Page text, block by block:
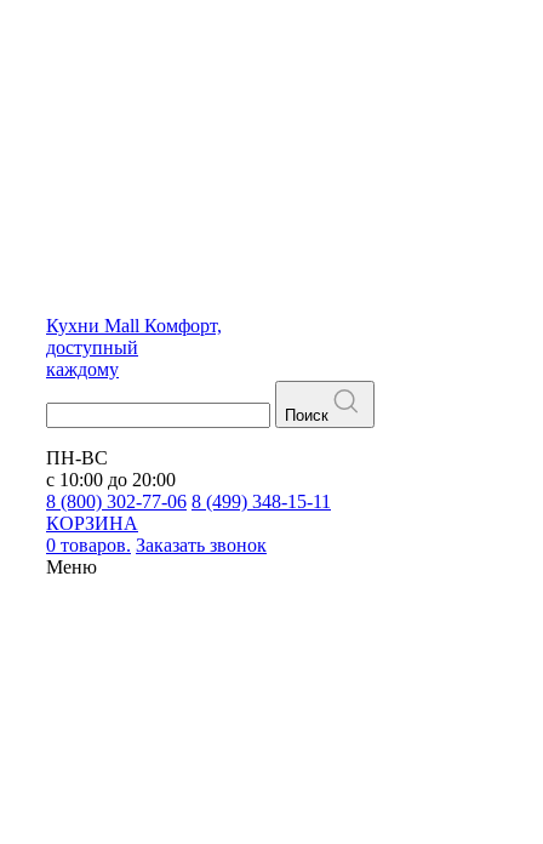
Кухни Mall Комфорт,
доступный
каждому
Поиск
ПН-ВС
с 10:00 до 20:00
8 (800) 302-77-06 8 (499) 348-15-11
КОРЗИНА
0 товаров. Заказать звонок
Меню